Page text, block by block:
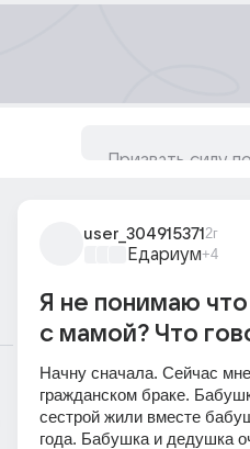
user_304915371 2г
Едариум+4
Я не понимаю
с мамой? Что
Начну сначала. Сейчас
гражданском браке.
сестрой жили вместе
года. Бабушка и дедушка